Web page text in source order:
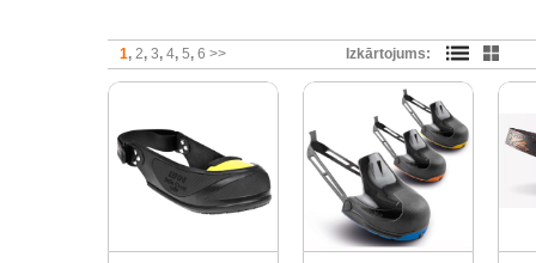
1 2 3 4 5 6 >> Izkārtojums: